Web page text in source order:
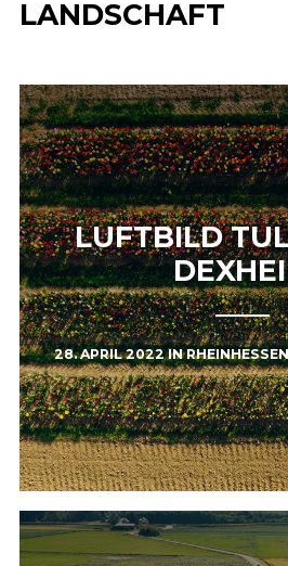
LANDSCHAFT
LUFTBILD
28. APRIL 2022INRHEINHESSEN